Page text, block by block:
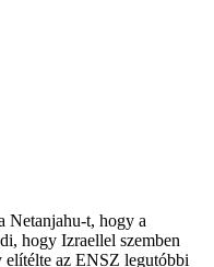
Netanjahu-t, hogy a
hogy Izraellel szemben
elítélte az ENSZ legutóbbi